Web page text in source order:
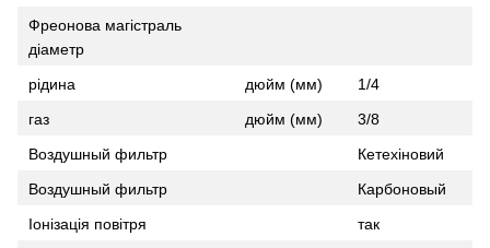
Фреонова магістраль
діаметр
рідина дюйм (мм)
1/4
газ
дюйм (мм)
3/8
Воздушный фильтр
Кетехіновий
Воздушный фильтр
Карбоновый
Іонізація повітря
так